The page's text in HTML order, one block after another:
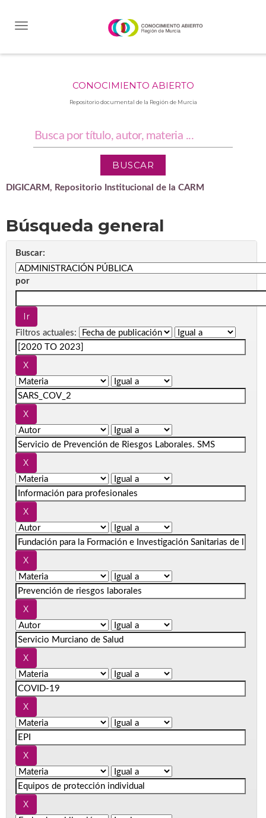
CONOCIMIENTO ABIERTO
Repositorio documental de la Región de Murcia
DIGICARM, Repositorio Institucional de la CARM
Búsqueda general
Buscar:
por
Filtros actuales: